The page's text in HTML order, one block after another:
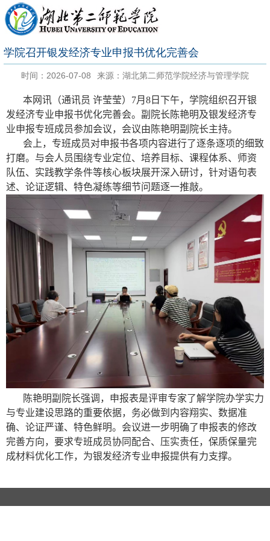
学院召开银发经济专业申报书优化完善会
时间：2026-07-08 来源：湖北第二师范学院经济与管理学院
本网讯（通讯员 许莹莹） 7月 8 日下午，学院组织召开银
发经济专业申报书优化完善会。副院长陈艳明及银发经济专
业申报专班成员参加会议，会议由陈艳明副院长主持。
会上，专班成员对申报书各项内容进行了逐条逐项的细致
打磨。与会人员围绕专业定位、培养目标、课程体系、师资
队伍、实践教学条件等核心板块展开深入研讨，针对语句表
述、论证逻辑、特色凝练等细节问题逐一推敲。
陈艳明副院长强调，申报表是评审专家了解学院办学实力
与专业建设思路的重要依据，务必做到内容翔实、数据准
确、论证严谨、特色鲜明。会议进一步明确了申报表的修改
完善方向，要求专班成员协同配合、压实责任，保质保量完
成材料优化工作，为银发经济专业申报提供有力支撑。